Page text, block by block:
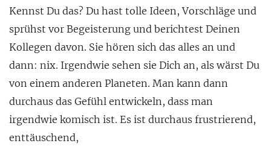
Kennst Du das? Du hast tolle Ideen, Vorschläge und
sprühst vor Begeisterung und berichtest Deinen
Kollegen davon. Sie hören sich das alles an und
dann: nix. Irgendwie sehen sie Dich an, als wärst Du
von einem anderen Planeten. Man kann dann
durchaus das Gefühl entwickeln, dass man
irgendwie komisch ist. Es ist durchaus frustrierend,
enttäuschend,